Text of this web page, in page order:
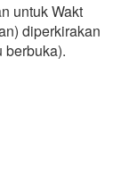
untuk Wakt
diperkirakan
berbuka).